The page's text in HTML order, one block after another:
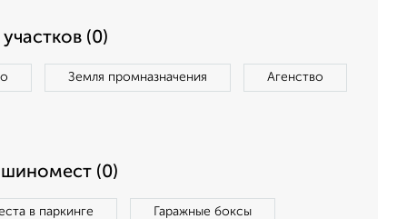
(0)
Земля промназначения Агенство
(0)
в паркинге Гаражные боксы